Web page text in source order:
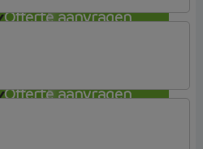
Offerte aanvragen
Offerte aanvragen
Bank